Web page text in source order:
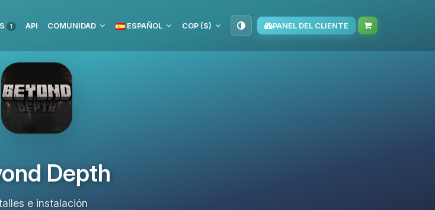
1 API COMUNIDAD ESPAÑOL COP ($) PANEL DEL CLIENTE
Depth
e instalación